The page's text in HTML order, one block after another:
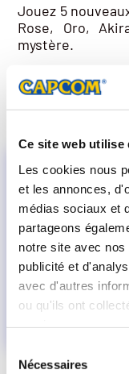
Ce site web utilise
Les cookies nous
et les annonces,
médias sociaux et
partageons
notre site avec
publicité et
avec d'autres
ou qu'ils ont
Nécessaires
Jouez 5
Rose, Oro,
mystère.
Chaque
costume
pack de couleurs